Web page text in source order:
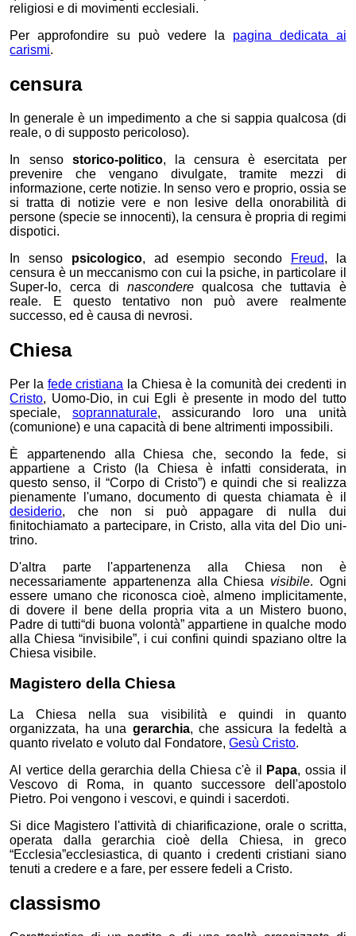
religiosi e di movimenti ecclesiali.
Per approfondire su può vedere la pagina dedicata ai
carismi.
censura
In generale è un impedimento a che si sappia qualcosa (di
reale, o di supposto pericoloso).
In senso storico-politico, la censura è esercitata per
prevenire che vengano divulgate, tramite mezzi di
informazione, certe notizie. In senso vero e proprio, ossia se
si tratta di notizie vere e non lesive della onorabilità di
persone (specie se innocenti), la censura è propria di regimi
dispotici.
In senso psicologico, ad esempio secondo Freud, la
censura è un meccanismo con cui la psiche, in particolare il
Super-Io, cerca di nasconderequalcosa che tuttavia è
reale. E questo tentativo non può avere realmente
successo, ed è causa di nevrosi.
Chiesa
Per la fede cristiana la Chiesa è la comunità dei credenti in
Cristo, Uomo-Dio, in cui Egli è presente in modo del tutto
speciale, soprannaturale, assicurando loro una unità
(comunione) e una capacità di bene altrimenti impossibili.
È appartenendo alla Chiesa che, secondo la fede, si
appartiene a Cristo (la Chiesa è infatti considerata, in
questo senso, il “Corpo di Cristo”) e quindi che si realizza
pienamente l'umano, documento di questa chiamata è il
desiderio, che non si può appagare di nulla dui
finitochiamato a partecipare, in Cristo, alla vita del Dio uni-
trino.
D'altra parte l'appartenenza alla Chiesa non è
necessariamente appartenenza alla Chiesa visibile. Ogni
essere umano che riconosca cioè, almeno implicitamente,
di dovere il bene della propria vita a un Mistero buono,
Padre di tutti“di buona volontà”appartiene in qualche modo
alla Chiesa “invisibile”, i cui confini quindi spaziano oltre la
Chiesa visibile.
Magistero della Chiesa
La Chiesa nella sua visibilità e quindi in quanto
organizzata, ha una gerarchia, che assicura la fedeltà a
quanto rivelato e voluto dal Fondatore,Gesù Cristo.
Al vertice della gerarchia della Chiesa c'è il
Papa, ossia il
Vescovo di Roma, in quanto successore dell'apostolo
Pietro. Poi vengono i vescovi, e quindi i sacerdoti.
Si dice Magistero l'attività di chiarificazione, orale o scritta,
operata dalla gerarchia cioè della Chiesa, in greco
“Ecclesia”ecclesiastica, di quanto i credenti cristiani siano
tenuti a credere e a fare, per essere fedeli a Cristo.
classismo